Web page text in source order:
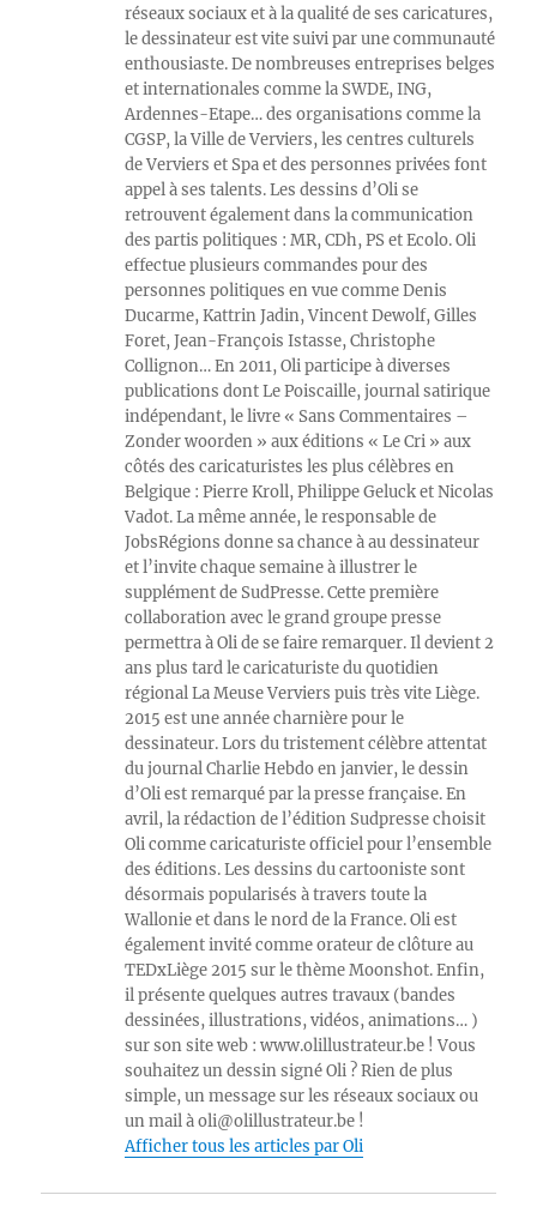
réseaux sociaux et à la qualité de ses caricatures,
le dessinateur est vite suivi par une communauté
enthousiaste. De nombreuses entreprises belges
et internationales comme la SWDE, ING,
Ardennes-Etape… des organisations comme la
CGSP, la Ville de Verviers, les centres culturels
de Verviers et Spa et des personnes privées font
appel à ses talents. Les dessins d’Oli se
retrouvent également dans la communication
des partis politiques : MR, CDh, PS et Ecolo. Oli
effectue plusieurs commandes pour des
personnes politiques en vue comme Denis
Ducarme, Kattrin Jadin, Vincent Dewolf, Gilles
Foret, Jean-François Istasse, Christophe
Collignon… En 2011, Oli participe à diverses
publications dont Le Poiscaille, journal satirique
indépendant, le livre « Sans Commentaires –
Zonder woorden » aux éditions « Le Cri » aux
côtés des caricaturistes les plus célèbres en
Belgique : Pierre Kroll, Philippe Geluck et Nicolas
Vadot. La même année, le responsable de
JobsRégions donne sa chance à au dessinateur
et l’invite chaque semaine à illustrer le
supplément de SudPresse. Cette première
collaboration avec le grand groupe presse
permettra à Oli de se faire remarquer. Il devient 2
ans plus tard le caricaturiste du quotidien
régional La Meuse Verviers puis très vite Liège.
2015 est une année charnière pour le
dessinateur. Lors du tristement célèbre attentat
du journal Charlie Hebdo en janvier, le dessin
d’Oli est remarqué par la presse française. En
avril, la rédaction de l’édition Sudpresse choisit
Oli comme caricaturiste officiel pour l’ensemble
des éditions. Les dessins du cartooniste sont
désormais popularisés à travers toute la
Wallonie et dans le nord de la France. Oli est
également invité comme orateur de clôture au
TEDxLiège 2015 sur le thème Moonshot. Enfin,
il présente quelques autres travaux (bandes
dessinées, illustrations, vidéos, animations… )
sur son site web : www.olillustrateur.be ! Vous
souhaitez un dessin signé Oli ? Rien de plus
simple, un message sur les réseaux sociaux ou
un mail à oli@olillustrateur.be !
Afficher tous les articles par Oli